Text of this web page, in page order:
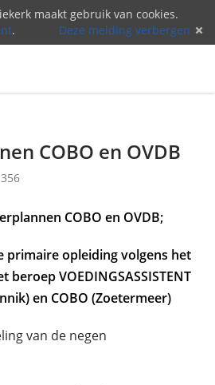
maakt gebruik van cookies.
. Deze melding verbergen
COBO en OVDB
3
6
k
e
r
b
e
e
COBO en OVDB;
primaire opleiding volgens het
VOEDINGSASSISTENT
en COBO (Zoetermeer)
van de negen